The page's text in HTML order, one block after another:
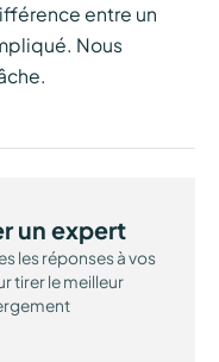
entre un
Nous
un expert
les réponses à vos
tirer le meilleur